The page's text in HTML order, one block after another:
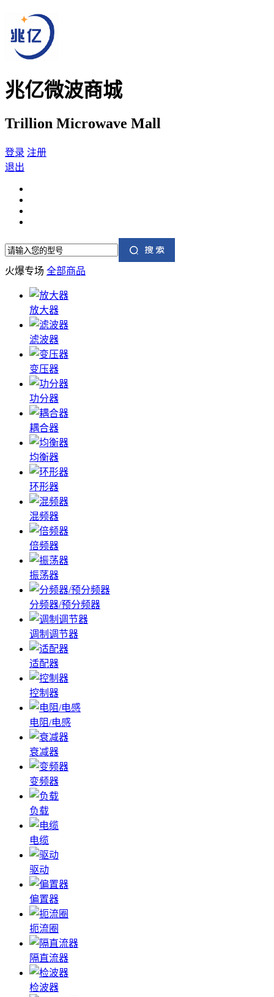
兆亿微波商城
Trillion Microwave Mall
登录 注册
退出
火爆专场 全部商品
放大器
滤波器
变压器
功分器
耦合器
均衡器
环形器
混频器
倍频器
振荡器
分频器/预分频器
调制调节器
适配器
控制器
电阻/电感
衰减器
变频器
负载
电缆
驱动
偏置器
扼流圈
隔直流器
检波器